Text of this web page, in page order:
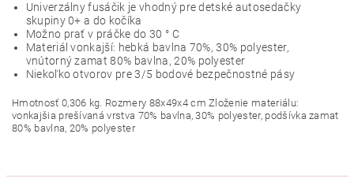
Univerzálny fusáčik je vhodný pre detské autosedačky
skupiny 0+ a do kočíka
Možno prať v práčke do 30 ° C
Materiál vonkajší: hebká bavlna 70%, 30% polyester,
vnútorný zamat 80% bavlna, 20% polyester
Niekoľko otvorov pre 3/5 bodové bezpečnostné pásy
Hmotnosť 0,306 kg. Rozmery 88x49x4 cm Zloženie materiálu:
vonkajšia prešívaná vrstva 70% bavlna, 30% polyester, podšívka zamat
80% bavlna, 20% polyester